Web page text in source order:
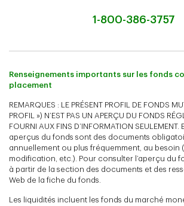
1-800-386-3757
Renseignements importants sur les fonds
placement
REMARQUES : LE PRÉSENT PROFIL DE FONDS
PROFIL ») N’EST PAS UN APERÇU DU FONDS
FOURNI AUX FINS D’INFORMATION
aperçus du fonds sont des documents
annuellement ou plus fréquemment, au besoin
modification, etc.). Pour consulter l’aperçu du
à partir de la section des documents et des
Web de la fiche du fonds.
Les liquidités incluent les fonds du marché